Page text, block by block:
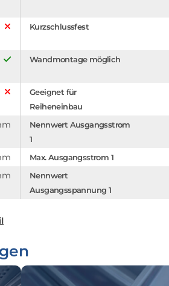
Kurzschlussfest
Wandmontage möglich
Geeignet für
Reiheneinbau
Nennwert Ausgangsstrom
1
Max. Ausgangsstrom 1
Nennwert
Ausgangsspannung 1